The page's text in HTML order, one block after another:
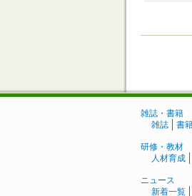
雑誌・書籍
雑誌
書
研修・教材
人材育成
ニュース
新着一覧